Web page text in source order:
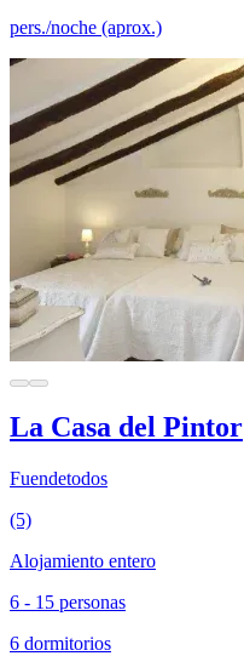
pers./noche (aprox.)
La Casa del Pintor
Fuendetodos
(5)
Alojamiento entero
6 - 15 personas
6 dormitorios